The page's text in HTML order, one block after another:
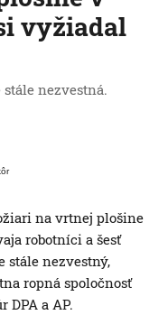
vyžiadal
stále nezvestná.
na vrtnej plošine
robotníci a šesť
stále nezvestný,
ropná spoločnosť
DPA a AP.